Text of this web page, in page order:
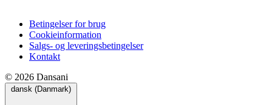
Betingelser for brug
Cookieinformation
Salgs- og leveringsbetingelser
Kontakt
© 2026 Dansani
dansk (Danmark)